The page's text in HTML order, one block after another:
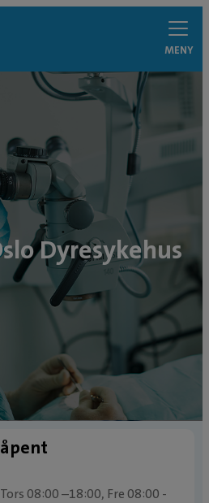
MENY
Dyresykehus
08:00 –18:00, Fre 08:00 -